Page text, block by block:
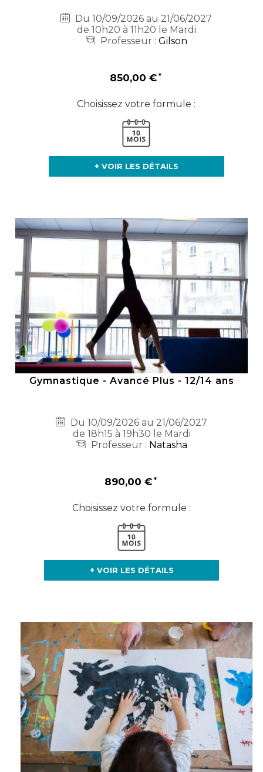
Du 10/09/2026 au 21/06/2027
de 10h20 à 11h20 le Mardi
Professeur : Gilson
850,00 €
Choisissez votre formule :
+ VOIR LES DÉTAILS
Gymnastique - Avancé Plus - 12/14 ans
Du 10/09/2026 au 21/06/2027
de 18h15 à 19h30 le Mardi
Professeur : Natasha
890,00 €
Choisissez votre formule :
+ VOIR LES DÉTAILS